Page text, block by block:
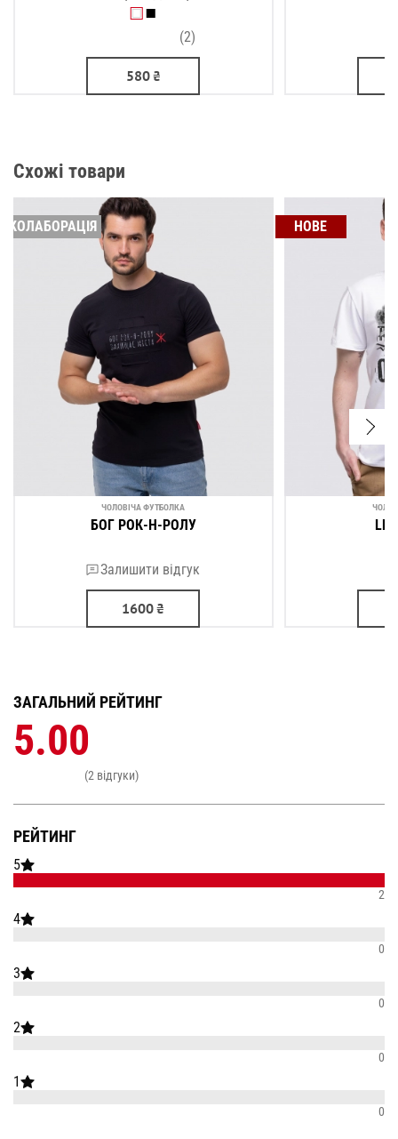
(2)
580₴
Схожі товари
КОЛАБОРАЦІЯ
ЧОЛОВІЧА ФУТБОЛКА
БОГ РОК-Н-РОЛУ
Залишити відгук
1600₴
НОВЕ
РЕЙТИНГ
5
2
4
0
3
0
2
0
1
0
ЗАГАЛЬНИЙ РЕЙТИНГ
5.00
(2 відгуки)